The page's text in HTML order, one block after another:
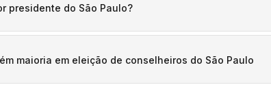
presidente do São Paulo?
maioria em eleição de conselheiros do São Paulo